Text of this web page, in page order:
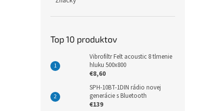
Top 10 produktov
Vibrofiltr Felt acoustic 8 tlmenie
hluku 500x800
€8,60
SPH-10BT-1DIN rádio novej
generácie s Bluetooth
€139